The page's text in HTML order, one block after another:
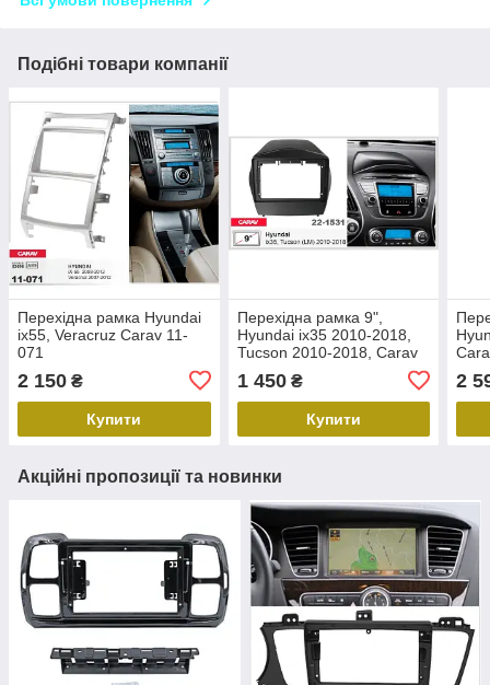
Подібні товари компанії
Перехідна рамка Hyundai
ix55, Veracruz Carav 11-
071
2 150 ₴
Купити
Перехідна рамка 9",
Hyundai ix35 2010-2018,
Tucson 2010-2018, Carav
1 450₴
Купити
2
Акційні пропозиції та новинки